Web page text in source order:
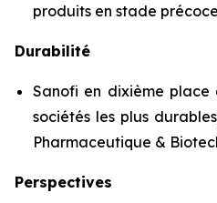
produits en stade
Durabilité
Sanofi en dixième place
sociétés les plus
Pharmaceutique &
Perspectives